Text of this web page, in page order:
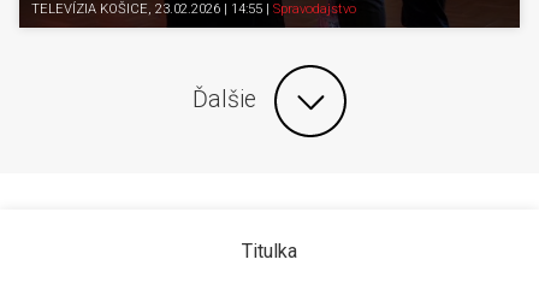
TELEVÍZIA KOŠICE, 23.02.2026 | 14:55 Spravodajstvo
Ďalšie
Titulka